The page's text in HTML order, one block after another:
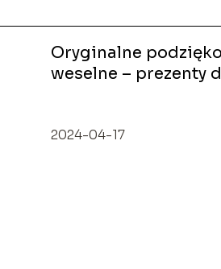
Oryginalne
weselne – prezenty
2024-04-17